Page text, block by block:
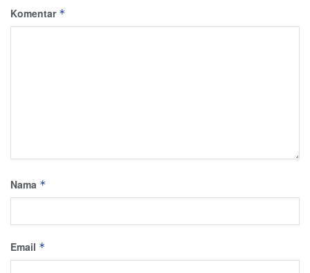
Komentar *
Nama *
Email *